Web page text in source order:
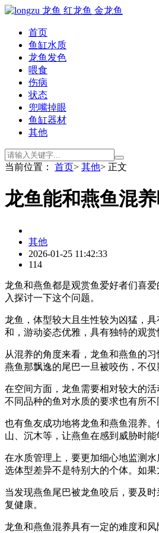
首页
鱼缸水质
龙鱼发色
喂食
伤病
状态
兜嘴掉眼
鱼缸器材
其他
当前位置： 首页> 其他> 正文
龙鱼能和燕鱼混
其他
2026-01-25 11:42:33
114
龙鱼和燕鱼都是观赏鱼爱好者们喜
入探讨一下这个问题。
龙鱼，体型较大且生性较为凶猛，
和，游动姿态优雅，具有独特的观赏
从混养的角度来看，龙鱼和燕鱼的
燕鱼那飘逸的尾巴一旦被咬伤，不
在空间方面，龙鱼需要相对较大的
不同品种的鱼对水质的要求也有所
也有鱼友成功地将龙鱼和燕鱼混养
山、沉木等，让燕鱼在感到威胁时
在水质管理上，要更加细心地监测
选体型差异不是特别大的个体。如
当发现燕鱼尾巴被龙鱼咬后，要及
复健康。
龙鱼和燕鱼混养具有一定的难度和